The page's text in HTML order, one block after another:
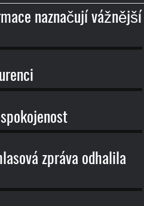
naznačují vážnější
zpráva odhalila